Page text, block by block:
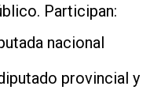
Participan:
nacional
provincial y